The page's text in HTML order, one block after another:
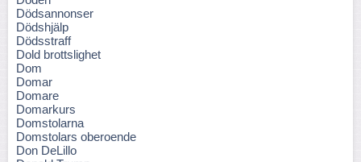
Dödsannonser
Dödshjälp
Dödsstraff
Dold brottslighet
Dom
Domar
Domare
Domarkurs
Domstolarna
Domstolars oberoende
Don DeLillo